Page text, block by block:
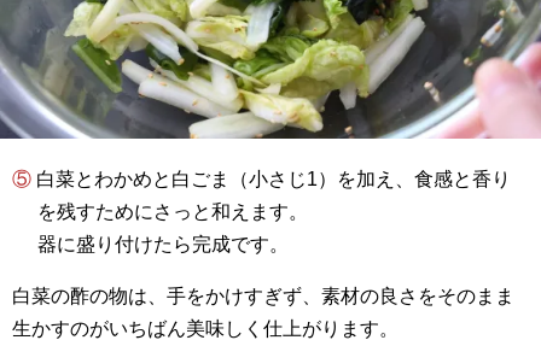
⑤ 白菜とわかめと白ごま（小さじ1）を加え、食感と香り
を残すためにさっと和えます。
器に盛り付けたら完成です。
白菜の酢の物は、手をかけすぎず、素材の良さをそのまま
生かすのがいちばん美味しく仕上がります。